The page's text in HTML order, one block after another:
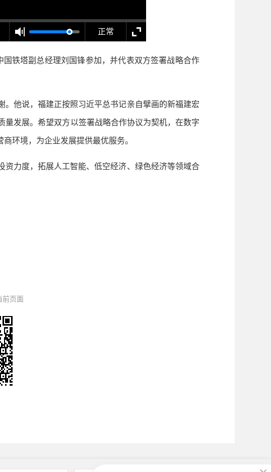
正常
铁塔副总经理刘国锋参加，并代表双方签署战略合作
他说，福建正按照习近平总书记亲自擘画的新福建宏
量发展。希望双方以签署战略合作协议为契机，在数字
环境，为企业发展提供最优服务。
力度，拓展人工智能、低空经济、绿色经济等领域合
前页面